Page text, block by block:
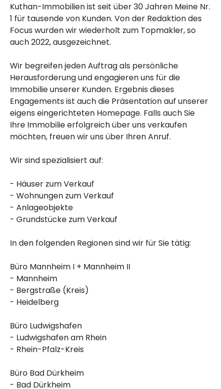
Kuthan-Immobilien ist seit über 30 Jahren Meine Nr.
1 für tausende von Kunden. Von der Redaktion des
Focus wurden wir wiederholt zum Topmakler, so
auch 2022, ausgezeichnet.
Wir begreifen jeden Auftrag als persönliche
Herausforderung und engagieren uns für die
Immobilie unserer Kunden. Ergebnis dieses
Engagements ist auch die Präsentation auf unserer
eigens eingerichteten Homepage. Falls auch Sie
Ihre Immobilie erfolgreich über uns verkaufen
möchten, freuen wir uns über Ihren Anruf.
Wir sind spezialisiert auf:
- Häuser zum Verkauf
- Wohnungen zum Verkauf
- Anlageobjekte
- Grundstücke zum Verkauf
In den folgenden Regionen sind wir für Sie tätig:
Büro Mannheim I + Mannheim II
- Mannheim
- Bergstraße (Kreis)
- Heidelberg
Büro Ludwigshafen
- Ludwigshafen am Rhein
- Rhein-Pfalz-Kreis
Büro Bad Dürkheim
- Bad Dürkheim